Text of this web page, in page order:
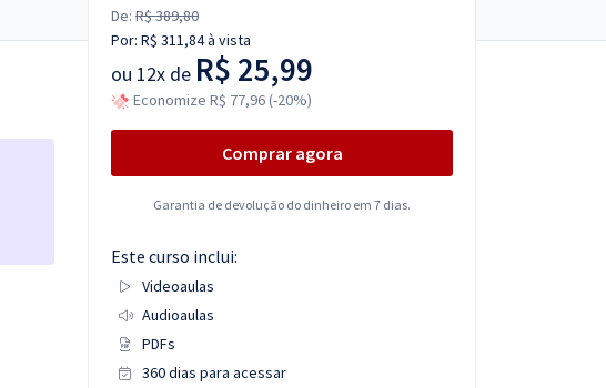
De: R$ 389,80
Por: R$ 311,84à vista
ou 12x de R$ 25,99
Economize R$ 77,96 (-20%)
Comprar agora
Garantia de devolução do dinheiro em 7 dias.
Este curso inclui:
Videoaulas
Audioaulas
PDFs
360 dias para acessar